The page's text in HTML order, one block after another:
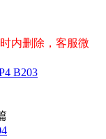
内删除，客服微
B203